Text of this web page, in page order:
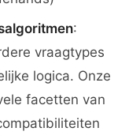
:
vraagtypes
logica. Onze
facetten van